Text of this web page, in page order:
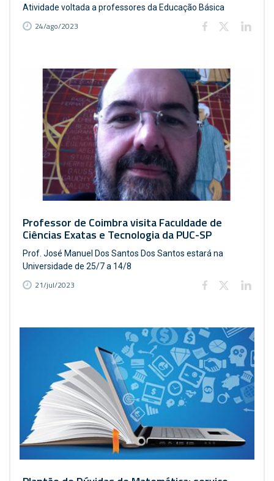
Atividade voltada a professores da Educação Básica
24/ago/2023
Professor de Coimbra visita Faculdade de
Ciências Exatas e Tecnologia da PUC-SP
Prof. José Manuel Dos Santos Dos Santos estará na
Universidade de 25/7 a 14/8
21/jul/2023